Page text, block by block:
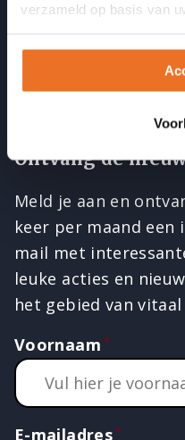
verzameld op basis van
Blijf op de hoogte
Twitter
Ontvang de
Meld je aan en
keer per maand een
mail met
leuke acties en
het gebied van vitaal
Voornaam
E-mailadres